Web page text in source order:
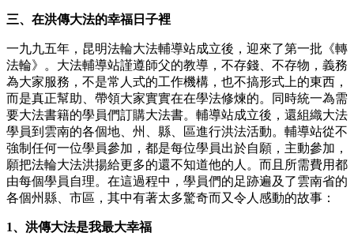
三、在洪傳大法的幸福日子裡
一九九五年，昆明法輪大法輔導站成立後，迎來了第一批《轉
法輪》。大法輔導站謹遵師父的教導，不存錢、不存物，義務
為大家服務，不是常人式的工作機構，也不搞形式上的東西，
而是真正幫助、帶領大家實實在在學法修煉的。同時統一為需
要大法書籍的學員們訂購大法書。輔導站成立後，還組織大法
學員到雲南的各個地、州、縣、區進行洪法活動。輔導站從不
強制任何一位學員參加，都是每位學員出於自願，主動參加，
願把法輪大法洪揚給更多的還不知道他的人。而且所需費用都
由每個學員自理。在這過程中，學員們的足跡遍及了雲南省的
各個州縣、市區，其中有著太多驚奇而又令人感動的故事：
1、洪傳大法是我最大幸福